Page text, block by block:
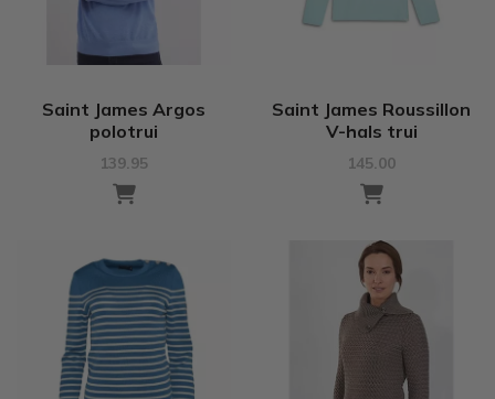
Saint James Argos
polotrui
139.95
Saint James Roussillon
V-hals trui
145.00